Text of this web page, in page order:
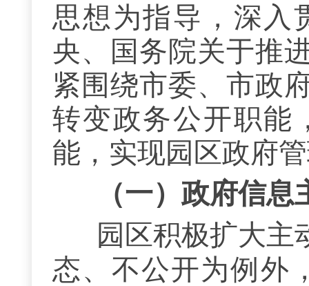
思想为指导，深入
央、国务院关于推
紧围绕市委、市政
转变政务公开职能
能，实现园区政府
（一）政府信息
园区积极扩大主
态、不公开为例外